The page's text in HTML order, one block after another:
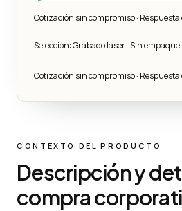
Cotización sin compromiso ·
Selección: Grabado láser · Sin empaque
Cotización sin compromiso ·
CONTEXTO DEL PRODUCTO
Descripción y
compra